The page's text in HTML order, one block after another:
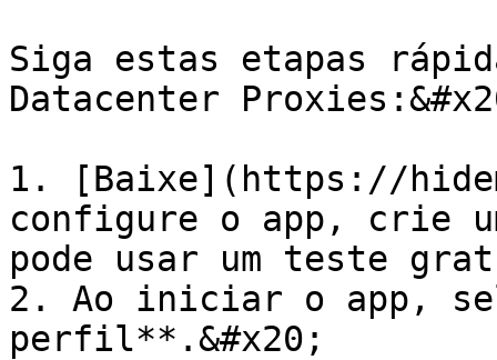
Siga estas etapas
Datacenter
1. [Baixe](https://
configure o app, crie
pode usar um teste
2. Ao iniciar o app,
perfil**.&#x20;